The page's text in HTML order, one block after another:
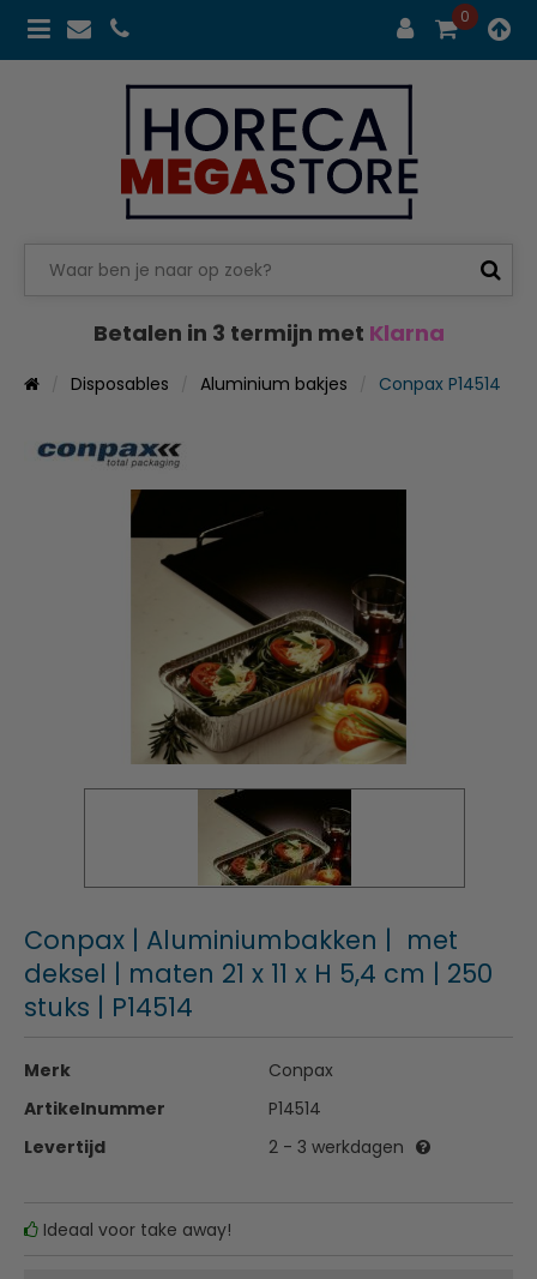
0
Betalen in 3 termijn met Klarna
Disposables Aluminium bakjes Conpax P14514
Conpax | Aluminiumbakken | met
deksel | maten 21 x 11 x H 5,4 cm | 250
stuks | P14514
Merk
Conpax
Artikelnummer
P14514
Levertijd
2 - 3 werkdagen
Ideaal voor take away!